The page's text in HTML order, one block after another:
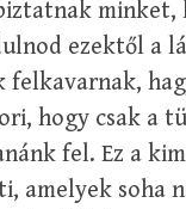
minket,
ezektől a
hogy csak a
fel. Ez a
amelyek soha